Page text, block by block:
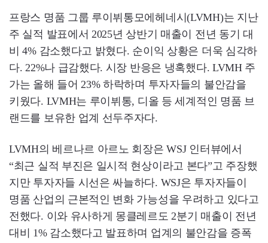
프랑스 명품 그룹 루이뷔통모에헤네시(LVMH)는 지난
주 실적 발표에서 2025년 상반기 매출이 전년 동기 대
비 4% 감소했다고 밝혔다. 순이익 상황은 더욱 심각하
다. 22%나 급감했다. 시장 반응은 냉혹했다. LVMH 주
가는 올해 들어 23% 하락하며 투자자들의 불안감을
키웠다. LVMH는 루이뷔통, 디올 등 세계적인 명품 브
랜드를 보유한 업계 선두주자다.
LVMH의 베르나르 아르노 회장은 WSJ 인터뷰에서
“최근 실적 부진은 일시적 현상이라고 본다”고 주장했
지만 투자자들 시선은 싸늘하다. WSJ은 투자자들이
명품 산업의 근본적인 변화 가능성을 우려하고 있다고
전했다. 이와 유사하게 몽클레르도 2분기 매출이 전년
대비 1% 감소했다고 발표하며 업계의 불안감을 증폭